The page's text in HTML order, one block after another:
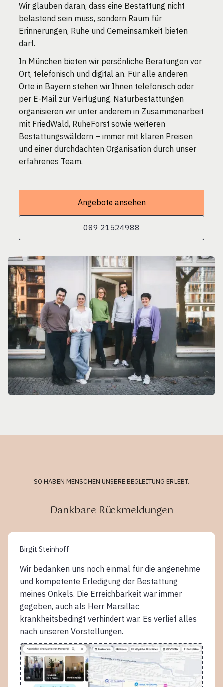
Wir glauben daran, dass eine Bestattung nicht
belastend sein muss, sondern Raum für
Erinnerungen, Ruhe und Gemeinsamkeit bieten
darf.
In München bieten wir persönliche Beratungen vor
Ort, telefonisch und digital an. Für alle anderen
Orte in Bayern stehen wir Ihnen telefonisch oder
per E-Mail zur Verfügung. Naturbestattungen
organisieren wir unter anderem in Zusammenarbeit
mit FriedWald, RuheForst sowie weiteren
Bestattungswäldern – immer mit klaren Preisen
und einer durchdachten Organisation durch unser
erfahrenes Team.
Angebote ansehen
089 21524988
SO HABEN MENSCHEN UNSERE BEGLEITUNG ERLEBT.
Dankbare Rückmeldungen
Birgit Steinhoff
Wir bedanken uns noch einmal für die angenehme
und kompetente Erledigung der Bestattung
meines Onkels. Die Erreichbarkeit war immer
gegeben, auch als Herr Marsillac
krankheitsbedingt verhindert war. Es verlief alles
nach unseren Vorstellungen.